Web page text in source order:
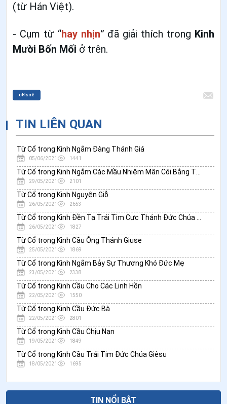
(từ Hán Việt).
- Cụm từ “hay nhịn” đã giải thích trong Kinh
Mười Bốn Mối ở trên.
Chia sẻ
TIN LIÊN QUAN
Từ Cổ trong Kinh Ngắm Đàng Thánh Giá
05/06/2021 1441
29/05/2021 2101
Từ Cổ trong Kinh Nguyện Giỗ
26/05/2021 2653
26/05/2021 1827
Từ Cổ trong Kinh Cầu Ông Thánh Giuse
25/05/2021 1869
Từ Cổ trong Kinh Ngắm Bảy Sự Thương Khó Đức Mẹ
23/05/2021 2338
Từ Cổ trong Kinh Cầu Cho Các Linh Hồn
22/05/2021 1550
Từ Cổ trong Kinh Cầu Đức Bà
22/05/2021 2801
Từ Cổ trong Kinh Cầu Chịu Nạn
19/05/2021 1849
Từ Cổ trong Kinh Cầu Trái Tim Đức Chúa Giêsu
18/05/2021 1695
TIN NỔI BẬT